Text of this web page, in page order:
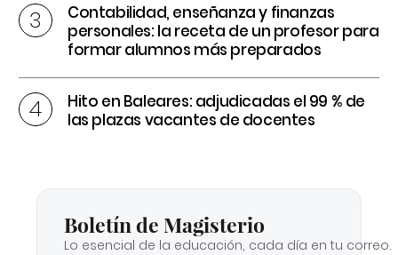
Contabilidad, enseñanza y finanzas
personales: la receta de un profesor para
formar alumnos más preparados
Hito en Baleares: adjudicadas el 99 % de
las plazas vacantes de docentes
Boletín de Magisterio
Lo esencial de la educación, cada día en tu correo.